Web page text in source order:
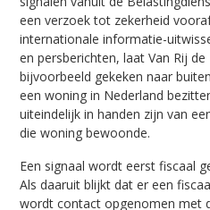
een verzoek tot zekerheid
internationale informatie-
en persberichten, laat Van Rij
bijvoorbeeld gekeken naar
een woning in Nederland
uiteindelijk in handen zijn van
die woning bewoonde.
Een signaal wordt eerst fiscaal
Als daaruit blijkt dat er een
wordt contact opgenomen met